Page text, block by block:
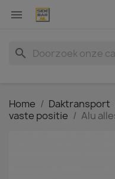

search
Home Daktransport
vaste positie
Alu